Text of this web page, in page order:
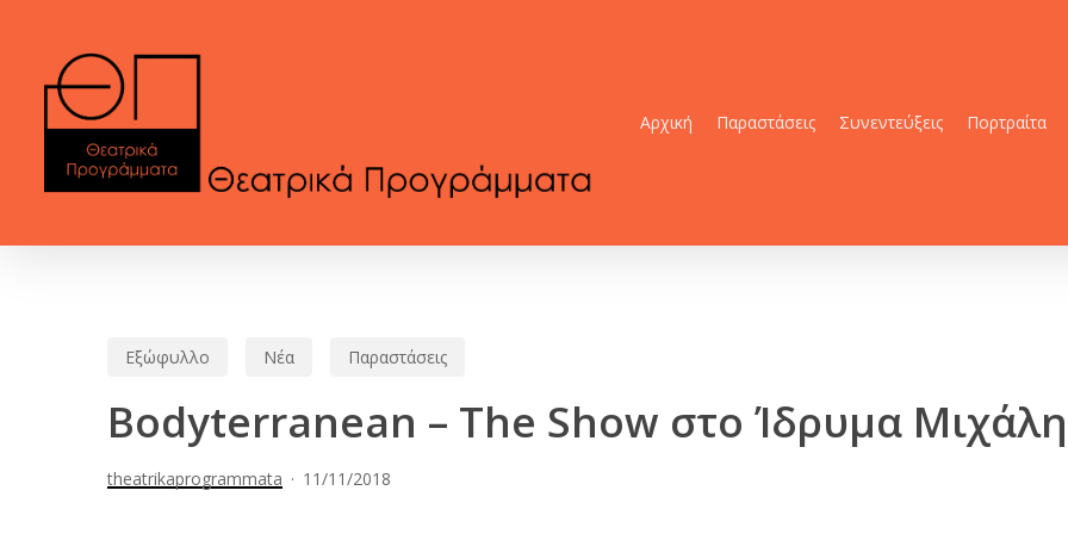
Αρχική Παραστάσεις Συνεντεύξεις Πορτραίτα
Εξώφυλλο Νέα Παραστάσεις
Bodyterranean – The Show στο Ίδρυμα
theatrikaprogrammata 11/11/2018